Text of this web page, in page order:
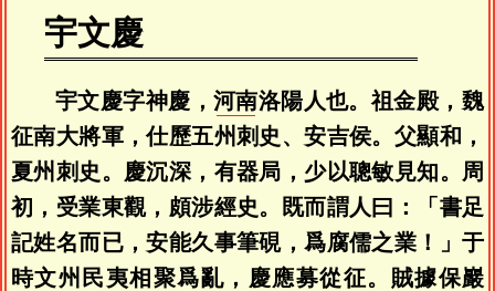
宇文慶
宇文慶字神慶， 河南洛陽人也。祖金殿，魏
征南大將軍，仕歷五州刺史、安吉侯。父顯和，
夏州刺史。慶沉深，有器局，少以聰敏見知。周
初，受業東觀，頗涉經史。既而謂人曰：「書足
記姓名而已，安能久事筆硯，爲腐儒之業！」于
時文州民夷相聚爲亂，慶應募從征。賊據保巖